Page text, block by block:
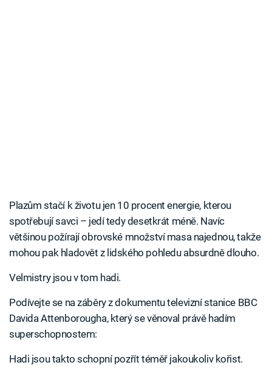
Plazům stačí k životu jen 10 procent energie, kterou
spotřebují savci – jedí tedy desetkrát méně. Navíc
většinou požírají obrovské množství masa najednou, takže
mohou pak hladovět z lidského pohledu absurdně dlouho.
Velmistry jsou v tom hadi.
Podívejte se na záběry z dokumentu televizní stanice BBC
Davida Attenborougha, který se věnoval právě hadím
superschopnostem:
Hadi jsou takto schopní pozřít téměř jakoukoliv kořist.